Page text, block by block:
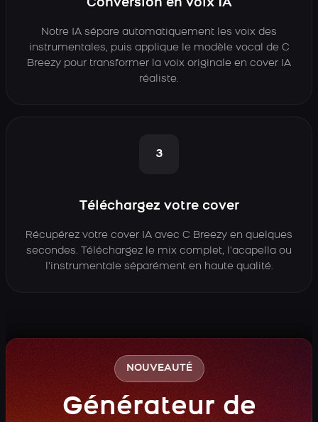
Conversion en voix IA
Notre IA sépare automatiquement les voix des
instrumentales, puis applique le modèle vocal de C
Breezy pour transformer la voix originale en cover IA
réaliste.
3
Téléchargez votre cover
Récupérez votre cover IA avec C Breezy en quelques
secondes. Téléchargez le mix complet, l’acapella ou
l’instrumentale séparément en haute qualité.
NOUVEAUTÉ
Générateur de